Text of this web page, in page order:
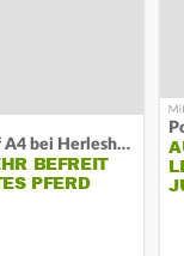
Rettung auf A4 bei Herleshausen
BEFREIT
PFERD